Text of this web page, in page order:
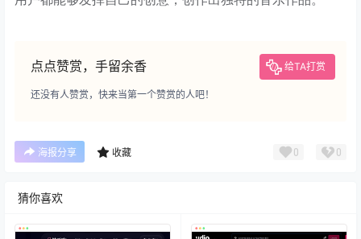
点点赞赏，手留余香 给TA打赏
还没有人赞赏，快来当第一个赞赏的人吧！
海报分享 收藏 0 0
猜你喜欢